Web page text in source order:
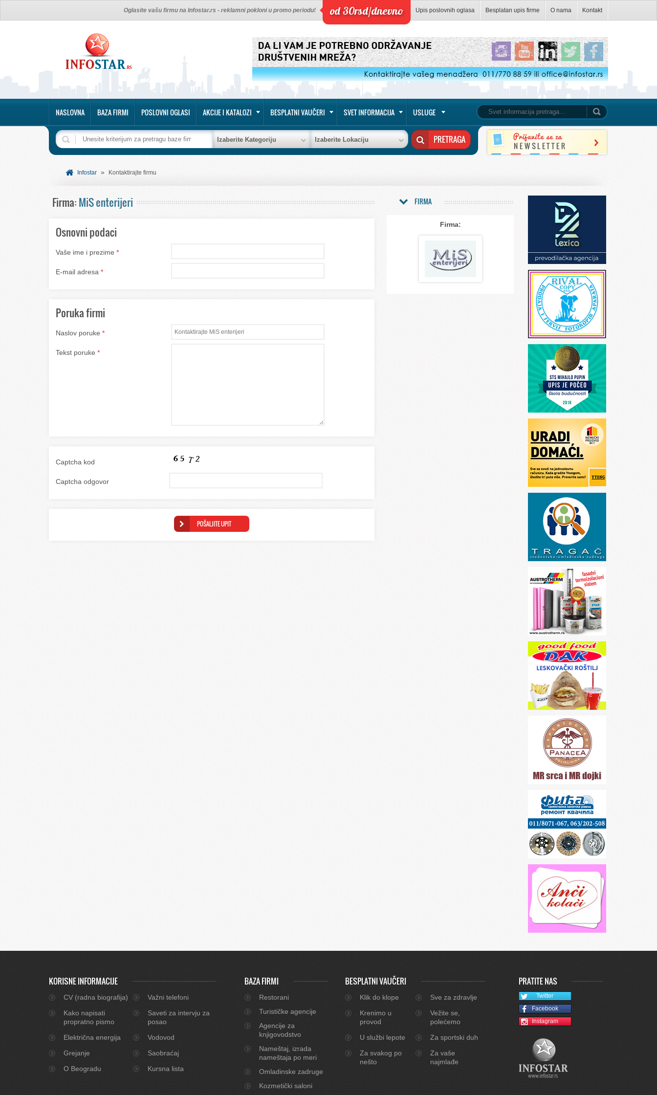
Upis poslovnih oglasa Besplatan upis firme O nama Kontakt
od 30rsd/dnevno
Oglasite vašu firmu na Infostar.rs - reklamni pokloni u promo periodu!
NASLOVNA BAZA FIRMI POSLOVNI OGLASI AKCIJE I KATALOZI BESPLATNI VAUČERI SVET INFORMACIJA USLUGE
Izaberite Kategoriju Izaberite Lokaciju
Infostar » Kontaktirajte firmu
Firma:MiS enterijeri
Osnovni podaci
Vaše ime i prezime *
E-mail adresa *
Poruka firmi
Naslov poruke *
Tekst poruke *
Captcha kod
Captcha odgovor
FIRMA
Firma:
KORISNE INFORMACIJE
CV (radna biografija)
Važni telefoni
Kako napisati
propratno pismo
Saveti za intervju za
posao
Električna energija
Vodovod
Grejanje
Saobraćaj
O Beogradu
Kursna lista
BAZA FIRMI
Restorani
Turističke agencije
Agencije za
knjigovodstvo
Nameštaj, izrada
nameštaja po meri
Omladinske zadruge
Kozmetički saloni
BESPLATNI VAUČERI
Klik do klope
Sve za zdravlje
Krenimo u
provod
Vežite se,
polećemo
U službi lepote
Za sportski duh
Za svakog po
nešto
Za vaše
najmlađe
PRATITE NAS
Twitter
Facebook
Instagram